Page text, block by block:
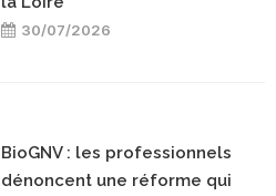
30/07/2026
BioGNV : les professionnels
dénoncent une réforme qui